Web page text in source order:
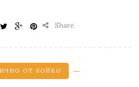
Share
ОТ БОЙКО